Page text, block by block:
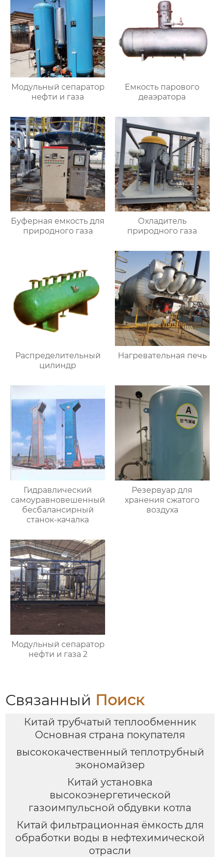
Модульный сепаратор
нефти и газа
Емкость парового
деаэратора
Буферная емкость для
природного газа
Охладитель
природного газа
Распределительный
цилиндр
Нагревательная печь
Гидравлический
самоуравновешенный
бесбалансирный
станок-качалка
Резервуар для
хранения сжатого
воздуха
Модульный сепаратор
нефти и газа 2
Связанный Поиск
Китай трубчатый теплообменник
Основная страна покупателя
высококачественный теплотрубный
экономайзер
Китай установка
высокоэнергетической
газоимпульсной обдувки котла
Китай фильтрационная ёмкость для
обработки воды в нефтехимической
отрасли